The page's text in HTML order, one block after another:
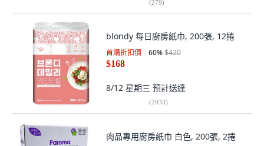
(279)
blondy 每日廚房紙巾, 200張, 12捲
首購折扣價 60%$420
$168
8/12 星期三 預計送達
(2033)
肉品專用廚房紙巾 白色, 200張, 2捲